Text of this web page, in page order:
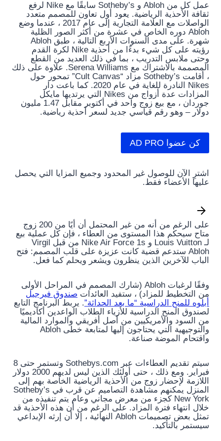
عمل كل من Abloh و Sotheby’s سابقًا مع Nike لرفع
ثقافة الأحذية الرياضية. يعود أول تعاون للمصمم متعدد
الواصلات مع العلامة التجارية إلى عام 2017 ، عندما وضع
Abloh دوره الخاص في عشرة من أكثر الصور الظلية
شهرة. على مدى السنوات الأربع التالية ، طبق Abloh
رؤيته على كل شيء بدءًا من أحذية Nike لكرة القدم
وحتى ملابس التدريب ، بما في ذلك العديد من القطع
المصممة بالاشتراك مع Serena Williams. علاوة على ذلك
، أقامت Sotheby’s مزاد “Cult Canvas” تمحور حول
Nikes النادرة للغاية في عام 2020. كما باعت دار
المزادات عدة أزواج من Nikes التي يرتديها مايكل
جوردان ، مع بيع زوج واحد في أكتوبر مقابل 1.47 مليون
دولار – وهو رقم قياسي جديد لسعر أحذية رياضية.
كن عضوا AD PRO
اشترِ الآن للوصول غير المحدود وجميع المزايا التي يحصل
عليها الأعضاء فقط.
على الرغم من أنه من غير المحتمل أن أيًا من 200 زوج
متاح سيحكم هذا المستوى من العطاء ، فإن كل عملية بيع
لـ Louis Vuitton و Nike Air Force 1s من قبل Virgil
Abloh ستدعم قضية كانت عزيزة على قلب المصمم: فتح
الباب للآخرين الذين ينظرون ويشعر ويحلم كما فعل.
وفقًا لرغبات Abloh (شارك المصمم في المراحل الأولى
من التخطيط للمزاد) ، ستفيد العائدات صندوق فيرجيل
أبلوه للمنح الدراسية “ما بعد الحداثة”. يربط البرنامج التابع
لصندوق المنح الدراسية للأزياء الطلاب الواعدين أكاديميًا
من السود والأمريكيين من أصل أفريقي والموارد المالية
والتوجيهية التي يحتاجون إليها لمتابعة خطى Abloh
واقتحام الموضة صناعة.
سيتم تقديم العطاءات عبر Sothebys.com وتستمر حتى 8
فبراير. ومع ذلك ، حتى أولئك الذين ليس لديهم 2000 دولار
اللازمة لإحضار زوج من الأحذية الرياضية الخاصة بهم إلى
المنزل يمكنهم مشاهدة التصاميم عن قرب في Sotheby’s
New York كجزء من معرض مجاني وعام يتم تنفيذه من
خلال انتهاء فترة المزاد. على الرغم من أن هذه الأحذية قد
تمثل بعض تصميمات Abloh النهائية ، إلا أن إرثه الإبداعي
سيستمر بالتأكيد.